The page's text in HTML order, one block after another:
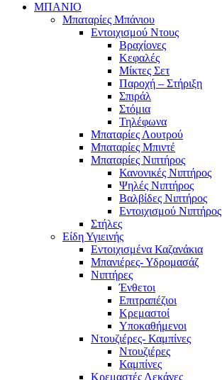
ΜΠΑΝΙΟ
Μπαταρίες Μπάνιου
Εντοιχισμού Ντους
Βραχίονες
Κεφαλές
Μίκτες Σετ
Παροχή – Στήριξη
Σπιράλ
Στόμια
Τηλέφωνα
Μπαταρίες Λουτρού
Μπαταρίες Μπιντέ
Μπαταρίες Νιπτήρος
Κανονικές Νιπτήρος
Ψηλές Νιπτήρος
Βαλβίδες Νιπτήρος
Εντοιχισμού Νιπτήρος
Στήλες
Είδη Υγιεινής
Εντοιχισμένα Καζανάκια
Μπανιέρες- Υδρομασάζ
Νιπτήρες
Ένθετοι
Επιτραπέζιοι
Κρεμαστοί
Υποκαθήμενοι
Ντουζιέρες- Καμπίνες
Ντουζιέρες
Καμπίνες
Κρεμαστές Λεκάνες